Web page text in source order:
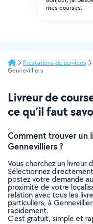
mes courses.
Prestations de services
Gennevilliers
Livreur de
ce qu’il faut
Comment trouver un
Gennevilliers ?
Vous cherchez un livreur
Sélectionnez
postez votre demande
proximité de votre
relation avec tous les
particuliers, à
rapidement.
C’est gratuit, simple et